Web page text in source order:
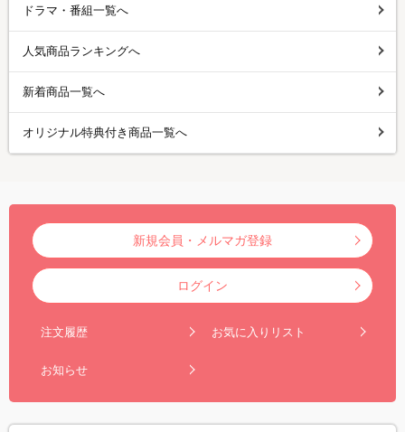
ドラマ・番組一覧へ
人気商品ランキングへ
新着商品一覧へ
オリジナル特典付き商品一覧へ
新規会員・メルマガ登録
ログイン
注文履歴 お気に入りリスト
お知らせ